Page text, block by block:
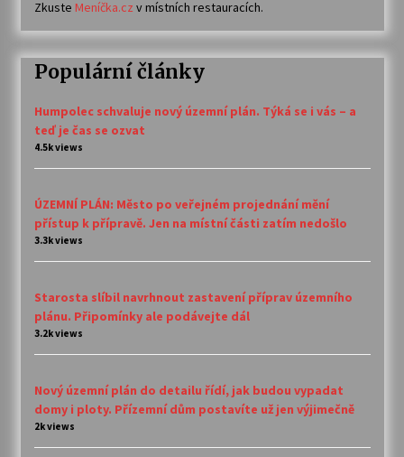
Zkuste Meníčka.cz v místních restauracích.
Populární články
Humpolec schvaluje nový územní plán. Týká se i vás – a
teď je čas se ozvat
4.5k views
ÚZEMNÍ PLÁN: Město po veřejném projednání mění
přístup k přípravě. Jen na místní části zatím nedošlo
3.3k views
Starosta slíbil navrhnout zastavení příprav územního
plánu. Připomínky ale podávejte dál
3.2k views
Nový územní plán do detailu řídí, jak budou vypadat
domy i ploty. Přízemní dům postavíte už jen výjimečně
2k views